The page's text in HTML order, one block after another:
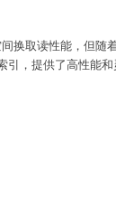
换取读性能，但随
引，提供了高性能